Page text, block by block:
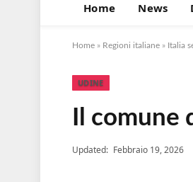
Home News
Home » Regioni italiane » Italia
UDINE
Il comune
Updated: Febbraio 19, 2026